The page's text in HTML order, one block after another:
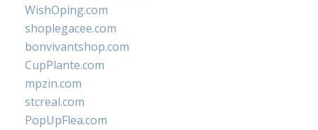
WishOping.com
shoplegacee.com
bonvivantshop.com
CupPlante.com
mpzin.com
stcreal.com
PopUpFlea.com